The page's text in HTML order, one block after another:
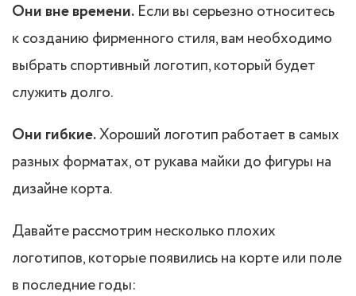
Они вне времени. Если вы серьезно относитесь
к созданию фирменного стиля, вам необходимо
выбрать спортивный логотип, который будет
служить долго.
Они гибкие.Хороший логотип работает в самых
разных форматах, от рукава майки до фигуры на
дизайне корта.
Давайте рассмотрим несколько плохих
логотипов, которые появились на корте или поле
в последние годы: